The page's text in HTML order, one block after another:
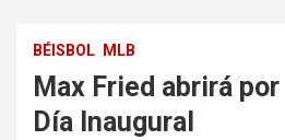
BÉISBOL MLB
Max Fried abrirá por
Día Inaugural